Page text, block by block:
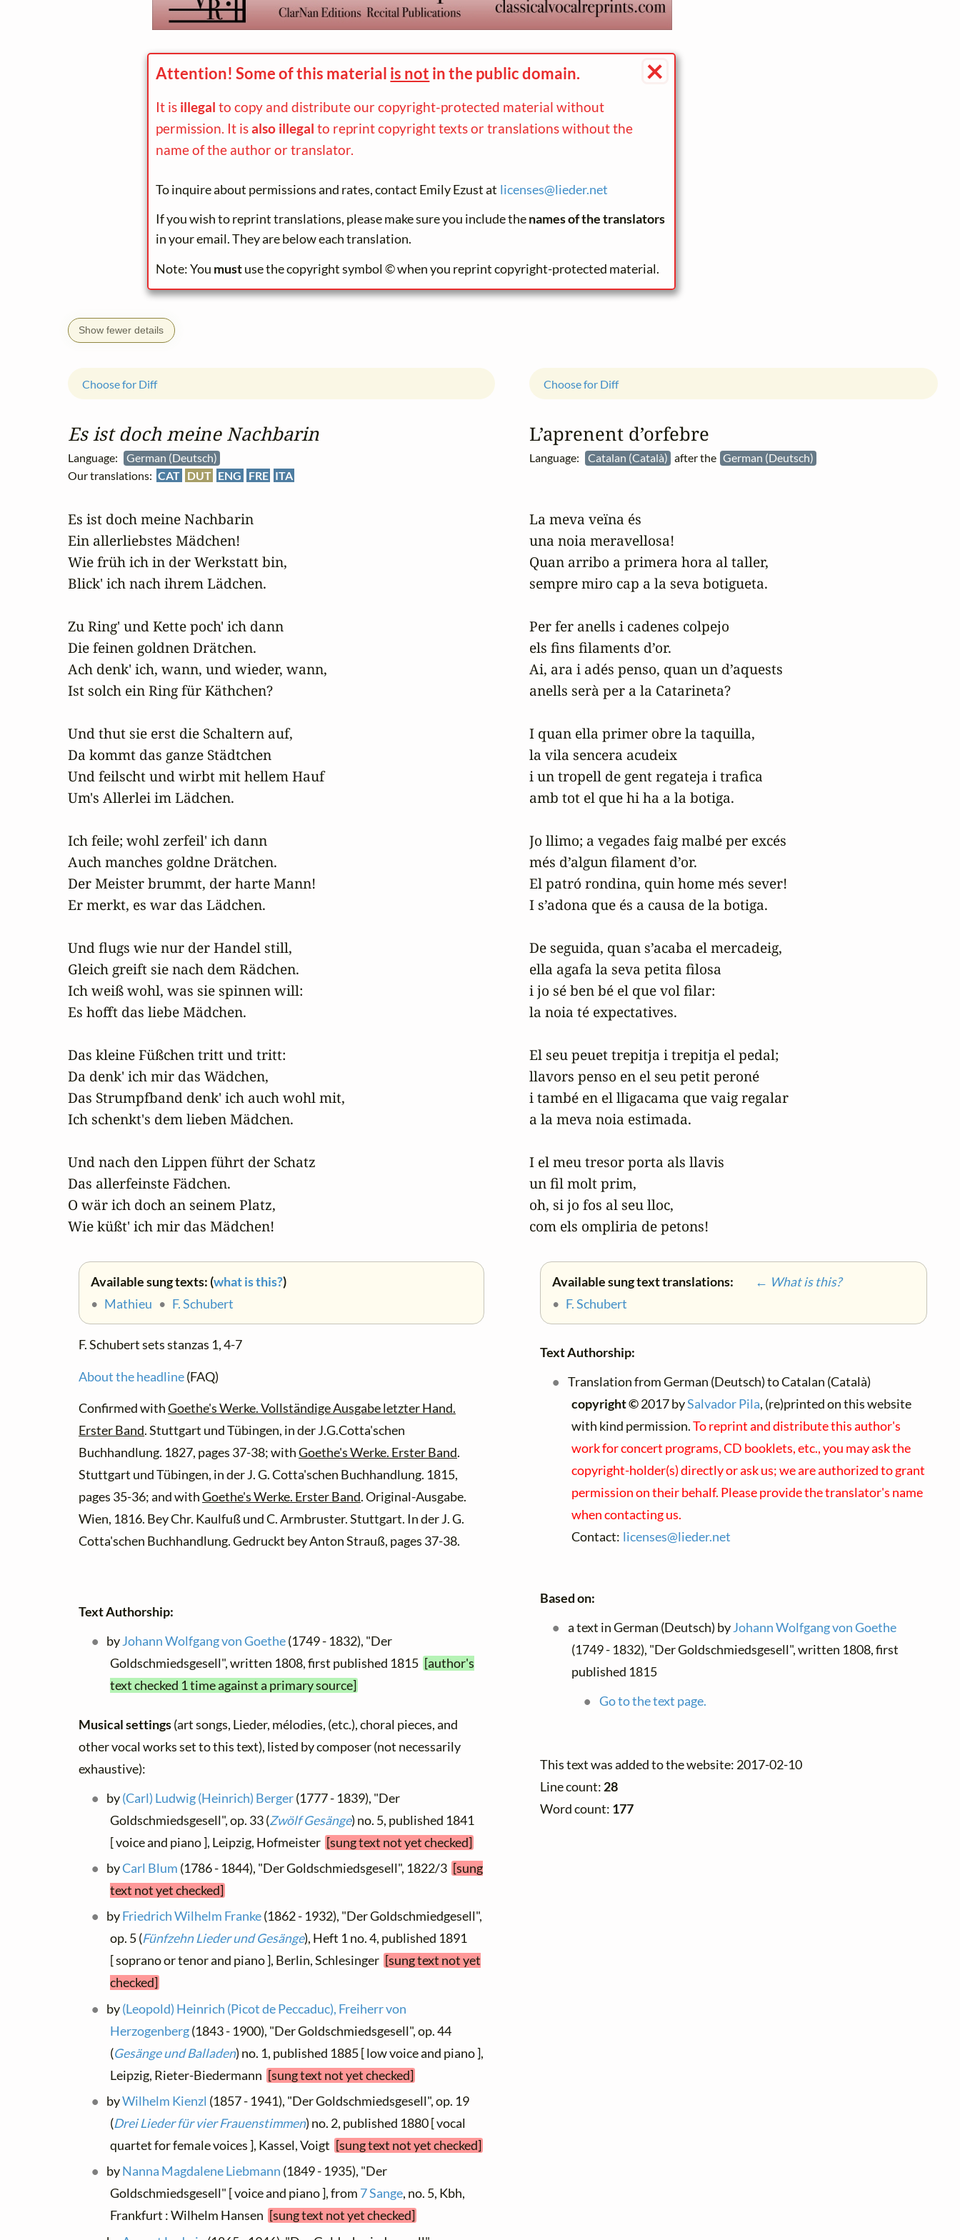
×
Attention! Some of this material is not in the public domain.
It is illegal to copy and distribute our copyright-protected material without
permission. It isalso illegal to reprint copyright texts or translations without the
name of the author or translator.
To inquire about permissions and rates, contact Emily Ezust at licenses@lieder.net
If you wish to reprint translations, please make sure you include thenames of the translators
in your email. They are below each translation.
Note: You mustuse the copyright symbol © when you reprint copyright-protected material.
Show fewer details
Es ist doch meine Nachbarin
Language:
German (Deutsch)
Our translations: CAT DUT ENG FRE ITA
Choose for Diff
Es ist doch meine Nachbarin
Ein allerliebstes Mädchen!
Wie früh ich in der Werkstatt bin,
Blick' ich nach ihrem Lädchen.
Zu Ring' und Kette poch' ich dann
Die feinen goldnen Drätchen.
Ach denk' ich, wann, und wieder, wann,
Ist solch ein Ring für Käthchen?
Und thut sie erst die Schaltern auf,
Da kommt das ganze Städtchen
Und feilscht und wirbt mit hellem Hauf
Um's Allerlei im Lädchen.
Ich feile; wohl zerfeil' ich dann
Auch manches goldne Drätchen.
Der Meister brummt, der harte Mann!
Er merkt, es war das Lädchen.
Und flugs wie nur der Handel still,
Gleich greift sie nach dem Rädchen.
Ich weiß wohl, was sie spinnen will:
Es hofft das liebe Mädchen.
Das kleine Füßchen tritt und tritt:
Da denk' ich mir das Wädchen,
Das Strumpfband denk' ich auch wohl mit,
Ich schenkt's dem lieben Mädchen.
Und nach den Lippen führt der Schatz
Das allerfeinste Fädchen.
O wär ich doch an seinem Platz,
Wie küßt' ich mir das Mädchen!
Available sung texts: (what is this?)
• Mathieu • F. Schubert
F. Schubert sets stanzas 1, 4-7
About the headline(FAQ)
Confirmed withGoethe's Werke. Vollständige Ausgabe letzter Hand.
Erster Band. Stuttgart und Tübingen, in der J.G.Cotta'schen
Buchhandlung. 1827, pages 37-38; withGoethe's Werke. Erster Band.
Stuttgart und Tübingen, in der J. G. Cotta'schen Buchhandlung. 1815,
pages 35-36; and withGoethe's Werke. Erster Band. Original-Ausgabe.
Wien, 1816. Bey Chr. Kaulfuß und C. Armbruster. Stuttgart. In der J. G.
Cotta'schen Buchhandlung. Gedruckt bey Anton Strauß, pages 37-38.
Text Authorship:
byJohann Wolfgang von Goethe(1749 - 1832), "Der
Goldschmiedsgesell", written 1808, first published 1815 [author's
text checked 1 time against a primary source]
Musical settings(art songs, Lieder, mélodies, (etc.), choral pieces, and
other vocal works set to this text), listed by composer (not necessarily
exhaustive):
by(Carl) Ludwig (Heinrich) Berger(1777 - 1839), "Der
Goldschmiedsgesell", op. 33 (Zwölf Gesänge) no. 5, published 1841
[ voice and piano ], Leipzig, Hofmeister [sung text not yet checked]
byCarl Blum (1786 - 1844), "Der Goldschmiedsgesell", 1822/3 [sung
text not yet checked]
byFriedrich Wilhelm Franke(1862 - 1932), "Der Goldschmiedgesell",
op. 5 (Fünfzehn Lieder und Gesänge), Heft 1 no. 4, published 1891
[ soprano or tenor and piano ], Berlin, Schlesinger [sung text not yet
checked]
by(Leopold) Heinrich (Picot de Peccaduc), Freiherr von
Herzogenberg(1843 - 1900), "Der Goldschmiedsgesell", op. 44
(Gesänge und Balladen) no. 1, published 1885 [ low voice and piano ],
Leipzig, Rieter-Biedermann [sung text not yet checked]
byWilhelm Kienzl (1857 - 1941), "Der Goldschmiedsgesell", op. 19
(Drei Lieder für vier Frauenstimmen) no. 2, published 1880 [ vocal
quartet for female voices ], Kassel, Voigt [sung text not yet checked]
byNanna Magdalene Liebmann (1849 - 1935), "Der
Goldschmiedsgesell" [ voice and piano ], from 7 Sange, no. 5, Kbh,
Frankfurt : Wilhelm Hansen [sung text not yet checked]
L’aprenent d’orfebre
Language: Catalan (Català) after the German (Deutsch)
Choose for Diff
La meva veïna és
una noia meravellosa!
Quan arribo a primera hora al taller,
sempre miro cap a la seva botigueta.
Per fer anells i cadenes colpejo
els fins filaments d’or.
Ai, ara i adés penso, quan un d’aquests
anells serà per a la Catarineta?
I quan ella primer obre la taquilla,
la vila sencera acudeix
i un tropell de gent regateja i trafica
amb tot el que hi ha a la botiga.
Jo llimo; a vegades faig malbé per excés
més d’algun filament d’or.
El patró rondina, quin home més sever!
I s’adona que és a causa de la botiga.
De seguida, quan s’acaba el mercadeig,
ella agafa la seva petita filosa
i jo sé ben bé el que vol filar:
la noia té expectatives.
El seu peuet trepitja i trepitja el pedal;
llavors penso en el seu petit peroné
i també en el lligacama que vaig regalar
a la meva noia estimada.
I el meu tresor porta als llavis
un fil molt prim,
oh, si jo fos al seu lloc,
com els ompliria de petons!
Available sung text translations:
← What is this?
• F. Schubert
Text Authorship:
Translation from German (Deutsch) to Catalan (Català)
copyright ©2017 bySalvador Pila, (re)printed on this website
with kind permission.To reprint and distribute this author's
work for concert programs, CD booklets, etc., you may ask the
copyright-holder(s) directly or ask us; we are authorized to grant
permission on their behalf. Please provide the translator's name
when contacting us.
Contact: licenses@lieder.net
Based on:
a text in German (Deutsch) byJohann Wolfgang von Goethe
(1749 - 1832), "Der Goldschmiedsgesell", written 1808, first
published 1815
Go to the text page.
This text was added to the website: 2017-02-10
Line count: 28
Word count: 177